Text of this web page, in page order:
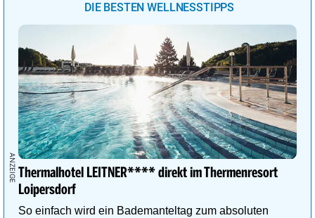
DIE BESTEN WELLNESSTIPPS
Thermalhotel LEITNER**** direkt im Thermenresort
Loipersdorf
So einfach wird ein Bademanteltag zum absoluten